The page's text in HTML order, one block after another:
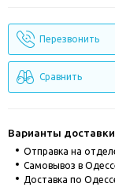
Перезвонить
Сравнить
Варианты доставки
Отправка на
Cамовывоз в
Доставка по